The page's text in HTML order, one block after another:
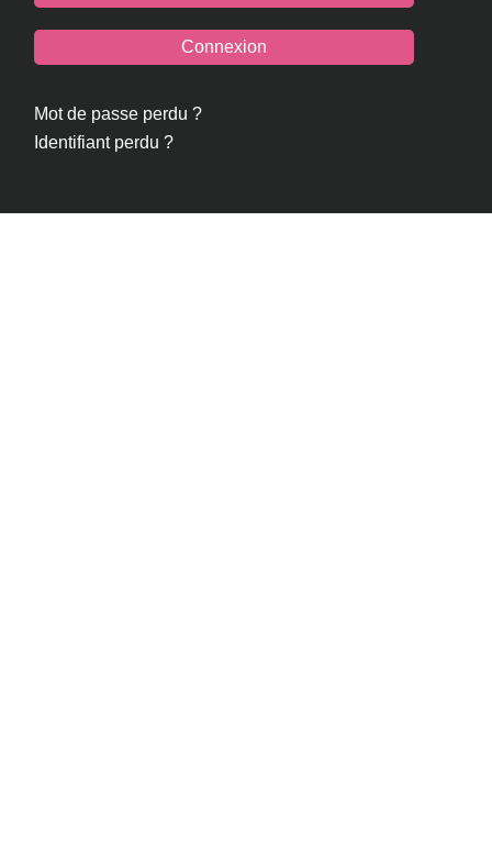
Connexion
Mot de passe perdu ?
Identifiant perdu ?